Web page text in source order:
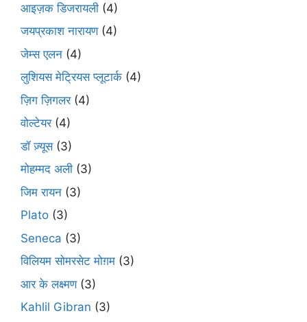
आइज़क डिजरायली (4)
जयप्रकाश नारायण(4)
जेम्स एलन (4)
लुशियस मेट्रियस प्लूटार्क (4)
ज़िग ज़िगलर(4)
वोल्टेयर(4)
डॉ ज़्यूस(3)
मोहम्मद अली (3)
जिम रायन (3)
Plato (3)
Seneca (3)
विलियम सोमरसेट मोग़म (3)
आर के लक्ष्मण(3)
Kahlil Gibran (3)